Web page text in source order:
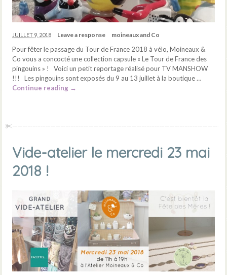
JUILLET 9, 2018 Leave a response moineaux and Co
Pour fêter le passage du Tour de France 2018 à vélo, Moineaux &
Co vous a concocté une collection capsule « Le Tour de France des
pingouins » ! Voici un petit reportage réalisé pour TV MANSHOW
!!! Les pingouins sont exposés du 9 au 13 juillet à la boutique …
Continue reading →
Vide-atelier le mercredi 23 mai
2018 !